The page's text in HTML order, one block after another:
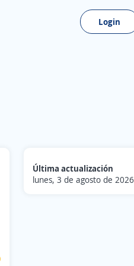
Login
Última actualización
lunes, 3 de agosto de 2026